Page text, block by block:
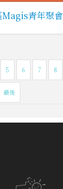
青年聚會
5 6 7 8
最後